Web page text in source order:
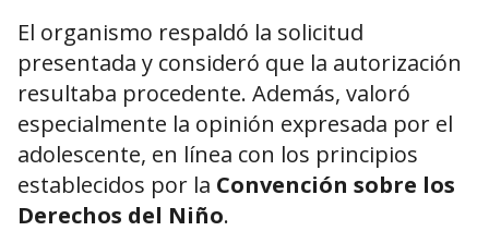
El organismo respaldó la solicitud
presentada y consideró que la autorización
resultaba procedente. Además, valoró
especialmente la opinión expresada por el
adolescente, en línea con los principios
establecidos por la Convención sobre los
Derechos del Niño.